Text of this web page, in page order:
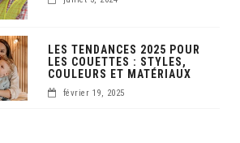
LES TENDANCES 2025 POUR
LES COUETTES : STYLES,
COULEURS ET MATÉRIAUX
février 19, 2025